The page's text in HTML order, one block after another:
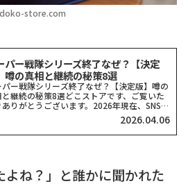
doko-store.com
パー戦隊シリーズ終了なぜ？【決定
噂の真相と継続の秘策8選
パー戦隊シリーズ終了なぜ？【決定版】噂の
継続の秘策8選どこストアです、ご覧いた
ありがとうございます。2026年現在、SNSや
ト掲示板で「スーパー戦隊シリーズがいよい
了するのではないか？」という穏やかではな
耳にする...
2026.04.06
よね？」と誰かに聞かれた